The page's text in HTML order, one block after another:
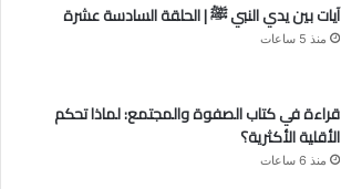
آيات بين يدي النبي ﷺ | الحلقة السادسة عشرة
منذ 5 ساعات
قراءة في كتاب الصفوة والمجتمع: لماذا تحكم
الأقلية الأكثرية؟
منذ 6 ساعات